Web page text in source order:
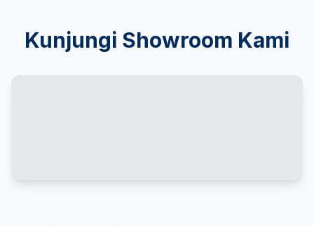
Kunjungi Showroom Kami